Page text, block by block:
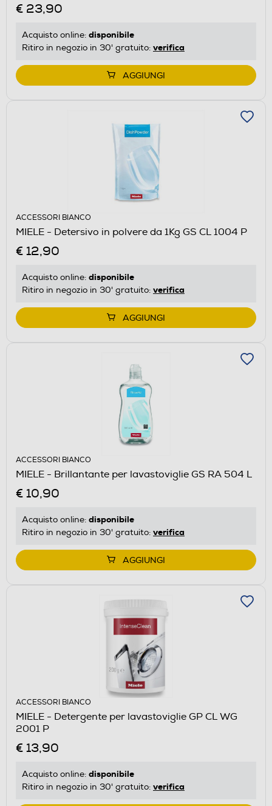
€ 23,90
Acquisto online: disponibile
Ritiro in negozio in 30' gratuito: verifica
AGGIUNGI
ACCESSORI BIANCO
MIELE - Detersivo in polvere da 1Kg GS CL 1004 P
€ 12,90
Acquisto online: disponibile
Ritiro in negozio in 30' gratuito: verifica
AGGIUNGI
ACCESSORI BIANCO
MIELE - Brillantante per lavastoviglie GS RA 504 L
€ 10,90
Acquisto online: disponibile
Ritiro in negozio in 30' gratuito: verifica
AGGIUNGI
ACCESSORI BIANCO
MIELE - Detergente per lavastoviglie GP CL WG
2001 P
€ 13,90
Acquisto online: disponibile
Ritiro in negozio in 30' gratuito: verifica